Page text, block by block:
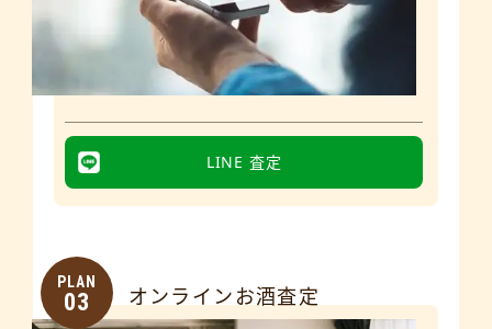
LINE 査定
PLAN
03 オンラインお酒査定